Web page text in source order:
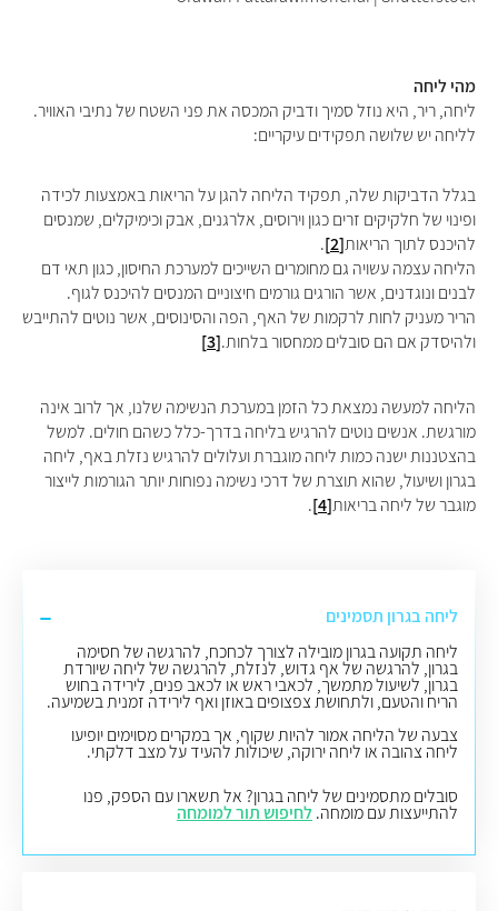
מהי ליחה
ליחה, ריר, היא נוזל סמיך ודביק המכסה את פני השטח של נתיבי האוויר.
לליחה יש שלושה תפקידים עיקריים:
בגלל הדביקות שלה, תפקיד הליחה להגן על הריאות באמצעות לכידה
ופינוי של חלקיקים זרים כגון וירוסים, אלרגנים, אבק וכימיקלים, שמנסים
להיכנס לתוך הריאות[2]
.
הליחה עצמה עשויה גם מחומרים השייכים למערכת החיסון, כגון תאי דם
לבנים ונוגדנים, אשר הורגים גורמים חיצוניים המנסים להיכנס לגוף.
הריר מעניק לחות לרקמות של האף, הפה והסינוסים, אשר נוטים להתייבש
ולהיסדק אם הם סובלים ממחסור בלחות.[3]
הליחה למעשה נמצאת כל הזמן במערכת הנשימה שלנו, אך לרוב אינה
מורגשת. אנשים נוטים להרגיש בליחה בדרך-כלל כשהם חולים. למשל
בהצטננות ישנה כמות ליחה מוגברת ועלולים להרגיש נזלת באף, ליחה
בגרון ושיעול, שהוא תוצרת של דרכי נשימה נפוחות יותר הגורמות לייצור
מוגבר של ליחה בריאות[4]
.
ליחה בגרון תסמינים
ליחה תקועה בגרון מובילה לצורך לכחכח, להרגשה של חסימה
בגרון, להרגשה של אף גדוש, לנזלת, להרגשה של ליחה שיורדת
בגרון, לשיעול מתמשך, לכאבי ראש או לכאב פנים, לירידה בחוש
הריח והטעם, ולתחושת צפצופים באוזן ואף לירידה זמנית בשמיעה.
צבעה של הליחה אמור להיות שקוף, אך במקרים מסוימים יופיעו
ליחה צהובה או ליחה ירוקה, שיכולות להעיד על מצב דלקתי.
סובלים מתסמינים של ליחה בגרון? אל תשארו עם הספק, פנו
להתייעצות עם מומחה.לחיפוש תור למומחה